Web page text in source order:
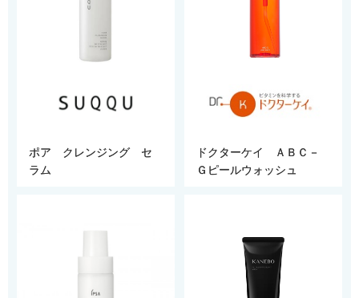
ポア クレンジング セ
ラム
ドクターケイ ＡＢＣ－
Ｇピールウォッシュ